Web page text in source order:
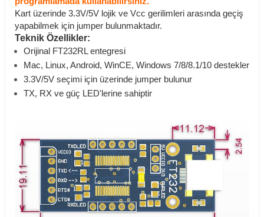
Kart üzerinde 3.3V/5V lojik ve Vcc gerilimleri arasında geçiş
yapabilmek için jumper bulunmaktadır.
Teknik Özellikler:
Orijinal FT232RL entegresi
Mac, Linux, Android, WinCE, Windows 7/8/8.1/10 destekler
3.3V/5V seçimi için üzerinde jumper bulunur
TX, RX ve güç LED'lerine sahiptir